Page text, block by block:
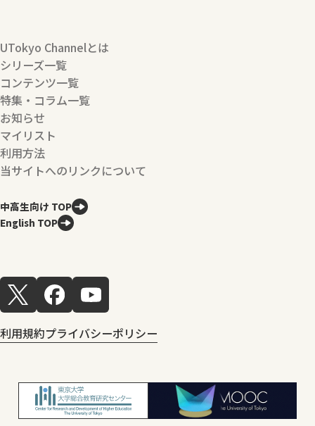
UTokyo Channelとは
シリーズ一覧
コンテンツ一覧
特集・コラム一覧
お知らせ
マイリスト
利用方法
当サイトへのリンクについて
中高生向け TOP
English TOP
利用規約プライバシーポリシー